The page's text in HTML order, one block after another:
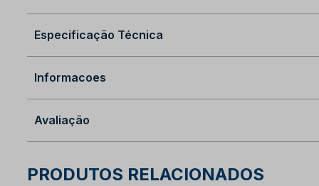
Especificação Técnica
Informacoes
Avaliação
PRODUTOS RELACIONADOS